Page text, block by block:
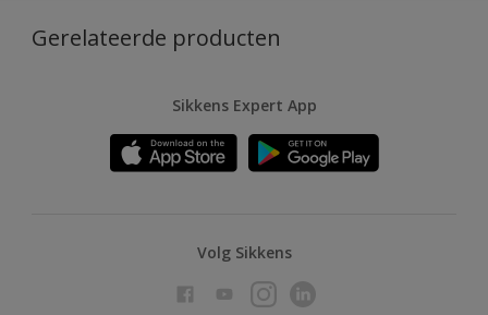
Gerelateerde producten
Sikkens Expert App
Volg Sikkens